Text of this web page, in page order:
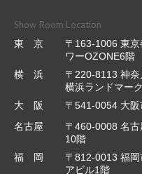
Show Room Location
東 京
〒163-1006 東
ワーOZONE6階
横 浜
〒220-8113 神
横浜ランドマー
大 阪
〒541-0054 大
名古屋
〒460-0008 名
10階
福 岡
〒812-0013 福
アビル1階